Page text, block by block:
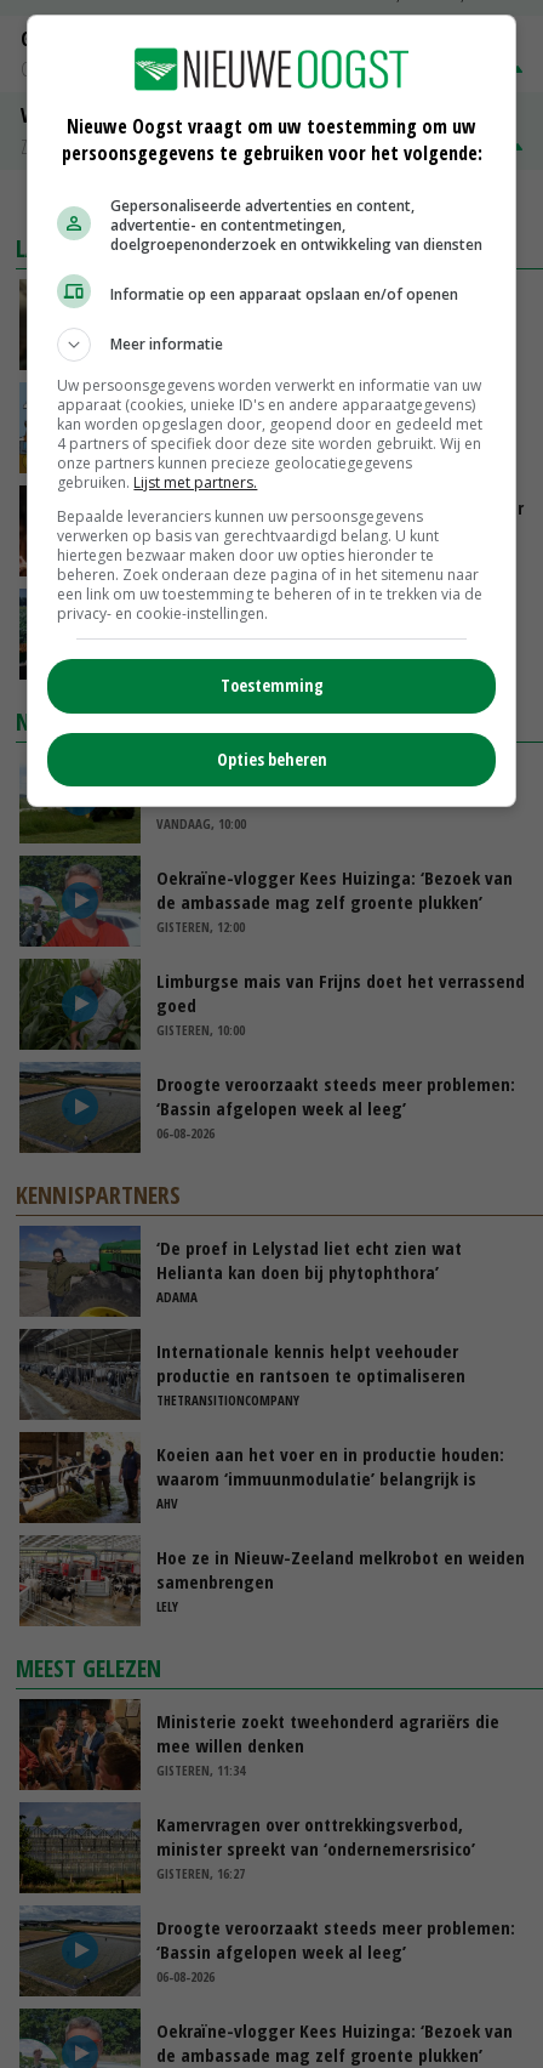
Gerst
Groningen
€ 197,00
Volle melkpoeder
Zuivel NL
€ 345,00 € 20,00
MEER MARKTPRIJZEN
LAATSTE NIEUWS
‘Samenwerking A-ware en Amalthea gaat
VANDAAG, 16:01
Internationale vraag naar geitenzuivel blijft
groot: Nederland in Europese top
VANDAAG, 15:33
Vlaamse varkensstapel krimpt, pluimveesector
groeit door schaalvergroting
VANDAAG, 15:20
‘Cijfer jezelf niet weg en doe vooral ook waar
je gelukkig van wordt’
VANDAAG, 13:31
NIEUWSTE VIDEO'S
POAH!: John Deere 7730
VANDAAG, 10:00
Oekraïne-vlogger Kees Huizinga: ‘Bezoek van
de ambassade mag zelf groente plukken’
GISTEREN, 12:00
Limburgse mais van Frijns doet het verrassend
goed
GISTEREN, 10:00
Droogte veroorzaakt steeds meer problemen:
‘Bassin afgelopen week al leeg’
06-08-2026
KENNISPARTNERS
‘De proef in Lelystad liet echt zien wat
Helianta kan doen bij phytophthora’
ADAMA
Internationale kennis helpt veehouder
productie en rantsoen te optimaliseren
THETRANSITIONCOMPANY
Koeien aan het voer en in productie houden:
waarom ‘immuunmodulatie’ belangrijk is
tijdens de transitieperiode
AHV
Hoe ze in Nieuw-Zeeland melkrobot en weiden
samenbrengen
LELY
MEEST GELEZEN
Ministerie zoekt tweehonderd agrariërs die
mee willen denken
GISTEREN, 11:34
Kamervragen over onttrekkingsverbod,
minister spreekt van ‘ondernemersrisico’
GISTEREN, 16:27
Droogte veroorzaakt steeds meer problemen:
‘Bassin afgelopen week al leeg’
06-08-2026
Oekraïne-vlogger Kees Huizinga: ‘Bezoek van
de ambassade mag zelf groente plukken’
Nieuwe Oogst vraagt om uw toestemming om uw
persoonsgegevens te gebruiken voor het volgende:
Gepersonaliseerde advertenties en content,
advertentie- en contentmetingen,
doelgroepenonderzoek en ontwikkeling van diensten
Informatie op een apparaat opslaan en/of openen
Meer informatie
Uw persoonsgegevens worden verwerkt en informatie van uw
apparaat (cookies, unieke ID's en andere apparaatgegevens)
kan worden opgeslagen door, geopend door en gedeeld met
4 partners of specifiek door deze site worden gebruikt. Wij en
onze partners kunnen precieze geolocatiegegevens
gebruiken. Lijst met partners.
Bepaalde leveranciers kunnen uw persoonsgegevens
verwerken op basis van gerechtvaardigd belang. U kunt
hiertegen bezwaar maken door uw opties hieronder te
beheren. Zoek onderaan deze pagina of in het sitemenu naar
een link om uw toestemming te beheren of in te trekken via de
privacy- en cookie-instellingen.
Toestemming
Opties beheren